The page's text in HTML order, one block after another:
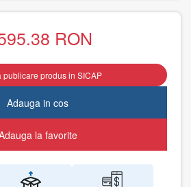
RON
publicare produs in SICAP
Adauga in cos
la favorite